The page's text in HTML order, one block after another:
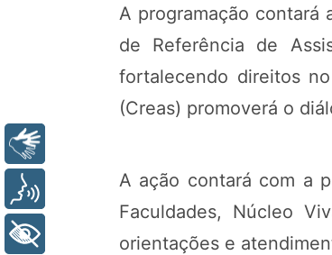
A programação contará
de Referência de
fortalecendo direitos
(Creas) promoverá o
A ação contará com a
Faculdades, Núcleo
orientações e
+ Acessibilidade